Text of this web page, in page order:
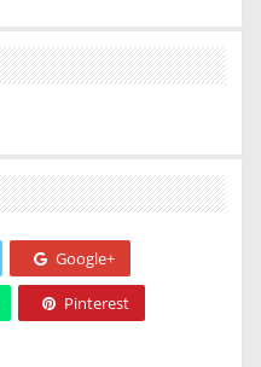
Google+
Pinterest